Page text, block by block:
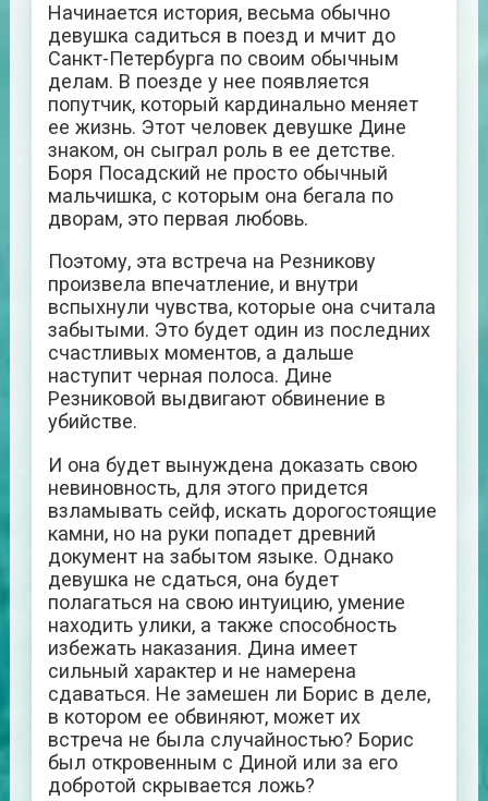
Начинается история, весьма обычно
девушка садиться в поезд и мчит до
Санкт-Петербурга по своим обычным
делам. В поезде у нее появляется
попутчик, который кардинально меняет
ее жизнь. Этот человек девушке Дине
знаком, он сыграл роль в ее детстве.
Боря Посадский не просто обычный
мальчишка, с которым она бегала по
дворам, это первая любовь.
Поэтому, эта встреча на Резникову
произвела впечатление, и внутри
вспыхнули чувства, которые она считала
забытыми. Это будет один из последних
счастливых моментов, а дальше
наступит черная полоса. Дине
Резниковой выдвигают обвинение в
убийстве.
И она будет вынуждена доказать свою
невиновность, для этого придется
взламывать сейф, искать дорогостоящие
камни, но на руки попадет древний
документ на забытом языке. Однако
девушка не сдаться, она будет
полагаться на свою интуицию, умение
находить улики, а также способность
избежать наказания. Дина имеет
сильный характер и не намерена
сдаваться. Не замешен ли Борис в деле,
в котором ее обвиняют, может их
встреча не была случайностью? Борис
был откровенным с Диной или за его
добротой скрывается ложь?